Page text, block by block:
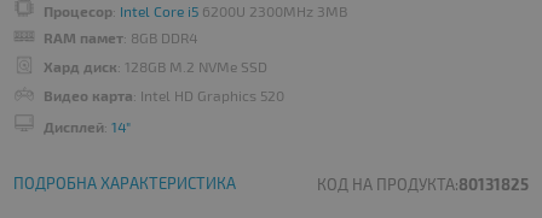
Процесор: Intel Core i56200U 2300MHz 3MB
RAM памет: 8GB DDR4
Хард диск: 128GB M.2 NVMe SSD
Видео карта: Intel HD Graphics 520
Дисплей: 14"
ПОДРОБНА ХАРАКТЕРИСТИКА КОД НА ПРОДУКТА:80131825